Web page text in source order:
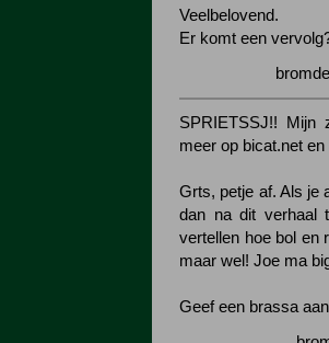
Veelbelovend.
Er komt een
SPRIETSSJ!! Mijn
meer op bicat.net
Grts, petje af. Als je
dan na dit verhaal
vertellen hoe bol en
maar wel! Joe ma
Geef een brassa